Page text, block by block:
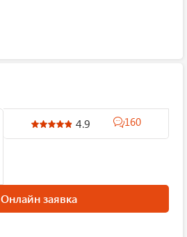
4.9 160
Онлайн заявка